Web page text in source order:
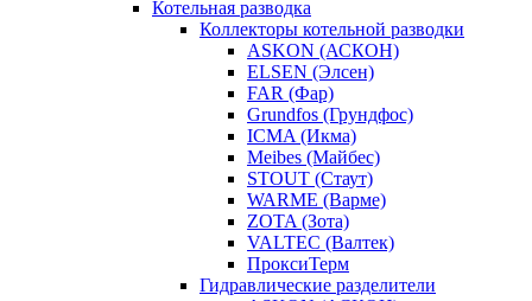
Котельная разводка
Коллекторы котельной разводки
ASKON (АСКОН)
ELSEN (Элсен)
FAR (Фар)
Grundfos (Грундфос)
ICMA (Икма)
Meibes (Майбес)
STOUT (Стаут)
WARME (Варме)
ZOTA (Зота)
VALTEC (Валтек)
ПроксиТерм
Гидравлические разделители